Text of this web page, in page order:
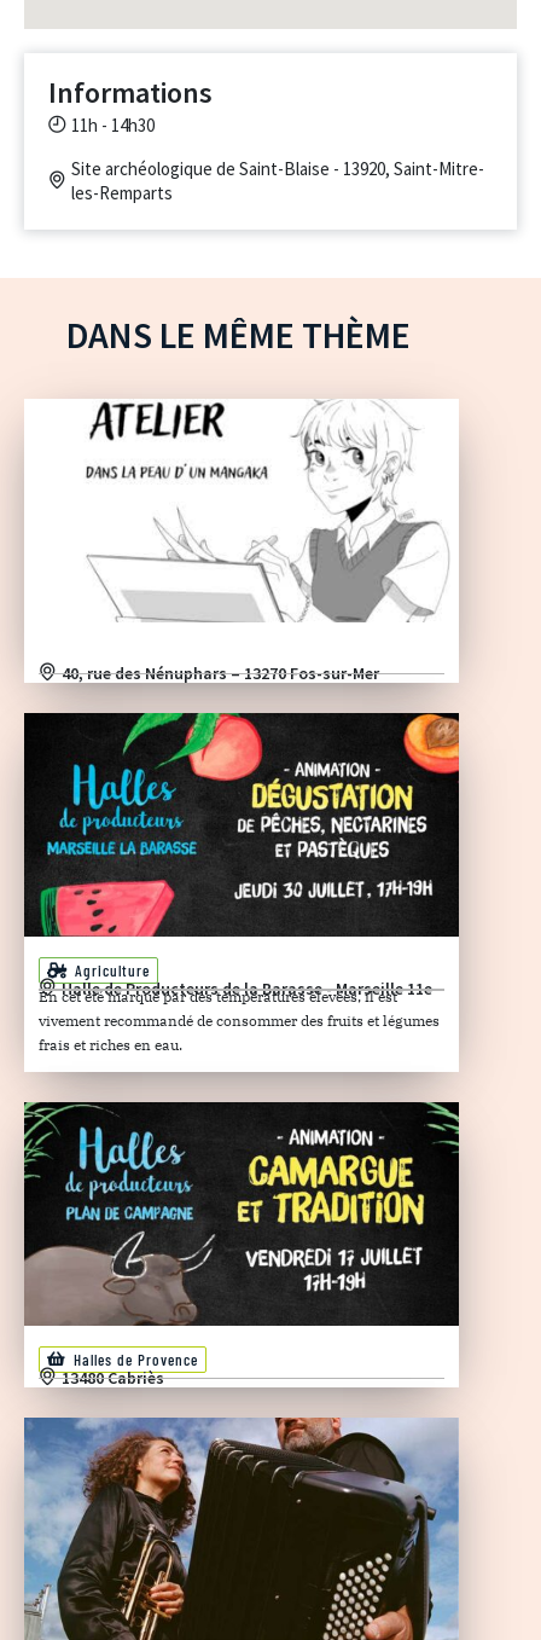
Informations
11h - 14h30
Site archéologique de Saint-Blaise - 13920, Saint-Mitre-
les-Remparts
DANS LE MÊME THÈME
40, rue des Nénuphars – 13270 Fos-sur-Mer
Agriculture
Halle de Producteurs de la Barasse - Marseille 11e
En cet été marqué par des températures élevées, il est
vivement recommandé de consommer des fruits et légumes
frais et riches en eau.
Halles de Provence
13480 Cabriès